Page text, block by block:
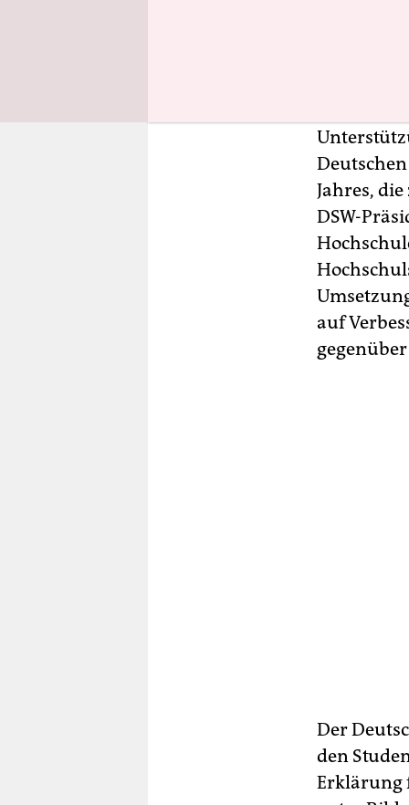
Der
Jahres,
DSW-
auf
Der
den
Erklärung